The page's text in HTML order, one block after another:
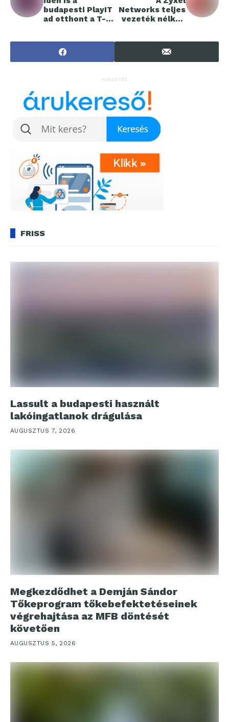
budapesti PlayIT
ad otthont a T-
döntőjének
Networks teljes
vezeték nélküli
RED EN 18031
szabványnak
HIRDETÉS
FRISS
Lassult a budapesti használt
lakóingatlanok drágulása
AUGUSZTUS 7, 2026
Megkezdődhet a Demján Sándor
Tőkeprogram tőkebefektetéseinek
végrehajtása az MFB döntését
követően
AUGUSZTUS 5, 2026